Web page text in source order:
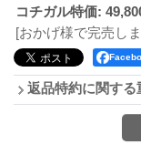
コチガル特価:
[おかげ様で完売し
返品特約に関する